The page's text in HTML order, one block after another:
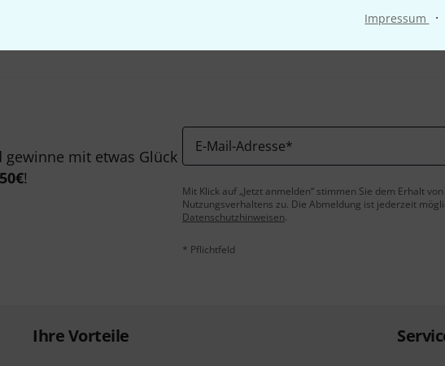
Impressum ·
mit etwas Glück
50€!
E-Mail-Adresse*
Mit Klick auf „Jetzt anmelden“ stimmen Sie dem Erhalt
Nutzungsverhaltens zu. Die Abmeldung ist jederzeit
Datenschutzhinweisen.
* Pflichtfeld
Ihre Vorteile